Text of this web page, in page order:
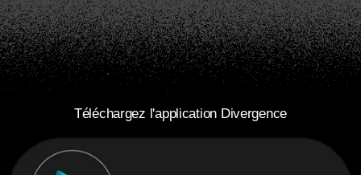
Téléchargez l'application Divergence